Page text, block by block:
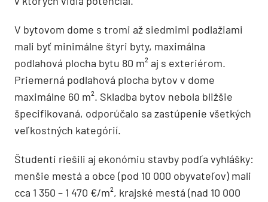
V bytovom dome s tromi až siedmimi podlažiami
mali byť minimálne štyri byty, maximálna
podlahová plocha bytu 80 m² aj s exteriérom.
Priemerná podlahová plocha bytov v dome
maximálne 60 m². Skladba bytov nebola bližšie
špecifikovaná, odporúčalo sa zastúpenie všetkých
veľkostných kategórií.
Študenti riešili aj ekonómiu stavby podľa vyhlášky:
menšie mestá a obce (pod 10 000 obyvateľov) mali
cca 1 350 – 1 470 €/m², krajské mestá (nad 10 000